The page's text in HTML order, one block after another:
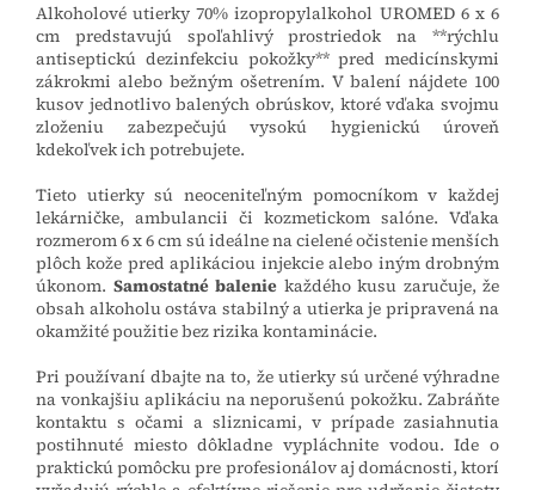
Alkoholové utierky 70% izopropylalkohol UROMED 6 x 6
cm predstavujú spoľahlivý prostriedok na **rýchlu
antiseptickú dezinfekciu pokožky** pred medicínskymi
zákrokmi alebo bežným ošetrením. V balení nájdete 100
kusov jednotlivo balených obrúskov, ktoré vďaka svojmu
zloženiu zabezpečujú vysokú hygienickú úroveň
kdekoľvek ich potrebujete.
Tieto utierky sú neoceniteľným pomocníkom v každej
lekárničke, ambulancii či kozmetickom salóne. Vďaka
rozmerom 6 x 6 cm sú ideálne na cielené očistenie menších
plôch kože pred aplikáciou injekcie alebo iným drobným
úkonom. Samostatné balenie každého kusu zaručuje, že
obsah alkoholu ostáva stabilný a utierka je pripravená na
okamžité použitie bez rizika kontaminácie.
Pri používaní dbajte na to, že utierky sú určené výhradne
na vonkajšiu aplikáciu na neporušenú pokožku. Zabráňte
kontaktu s očami a sliznicami, v prípade zasiahnutia
postihnuté miesto dôkladne vypláchnite vodou. Ide o
praktickú pomôcku pre profesionálov aj domácnosti, ktorí